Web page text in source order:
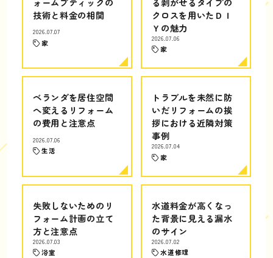
技術と料金の相関
2026.07.07
家
クロスを用いたＤＩ
Ｙの魅力
2026.07.06
家
ベランダを居住空間
へ変えるリフォーム
の費用と注意点
2026.07.06
生活
トラブルを未然に防
いだリフォームの挨
拶における近隣対策
事例
2026.07.04
家
失敗しないためのリ
フォーム計画の立て
方と注意点
2026.07.03
浴室
水道料金が高くなっ
た背景に見える漏水
のサイン
2026.07.02
水道修理